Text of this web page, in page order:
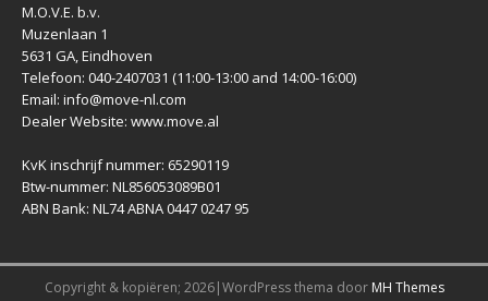
M.O.V.E. b.v.
Muzenlaan 1
5631 GA, Eindhoven
Telefoon: 040-2407031 (11:00-13:00 and 14:00-16:00)
Email: info@move-nl.com
Dealer Website: www.move.al
KvK inschrijf nummer: 65290119
Btw-nummer: NL856053089B01
ABN Bank: NL74 ABNA 0447 0247 95
Copyright & kopiëren; 2026|WordPress thema door MH Themes